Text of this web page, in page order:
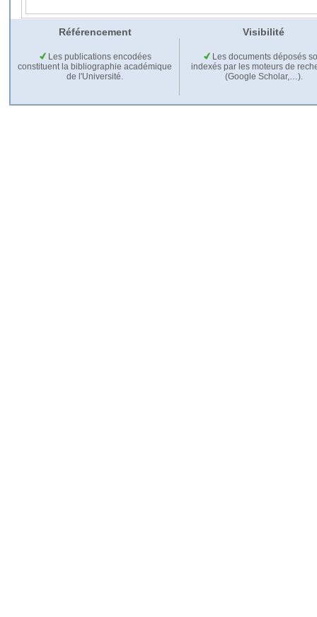
Référencement Visibilité
Les publications encodées
constituent la bibliographie académique
de l'Université.
Les documents déposés
indexés par les moteurs de
(Google Scholar,…).